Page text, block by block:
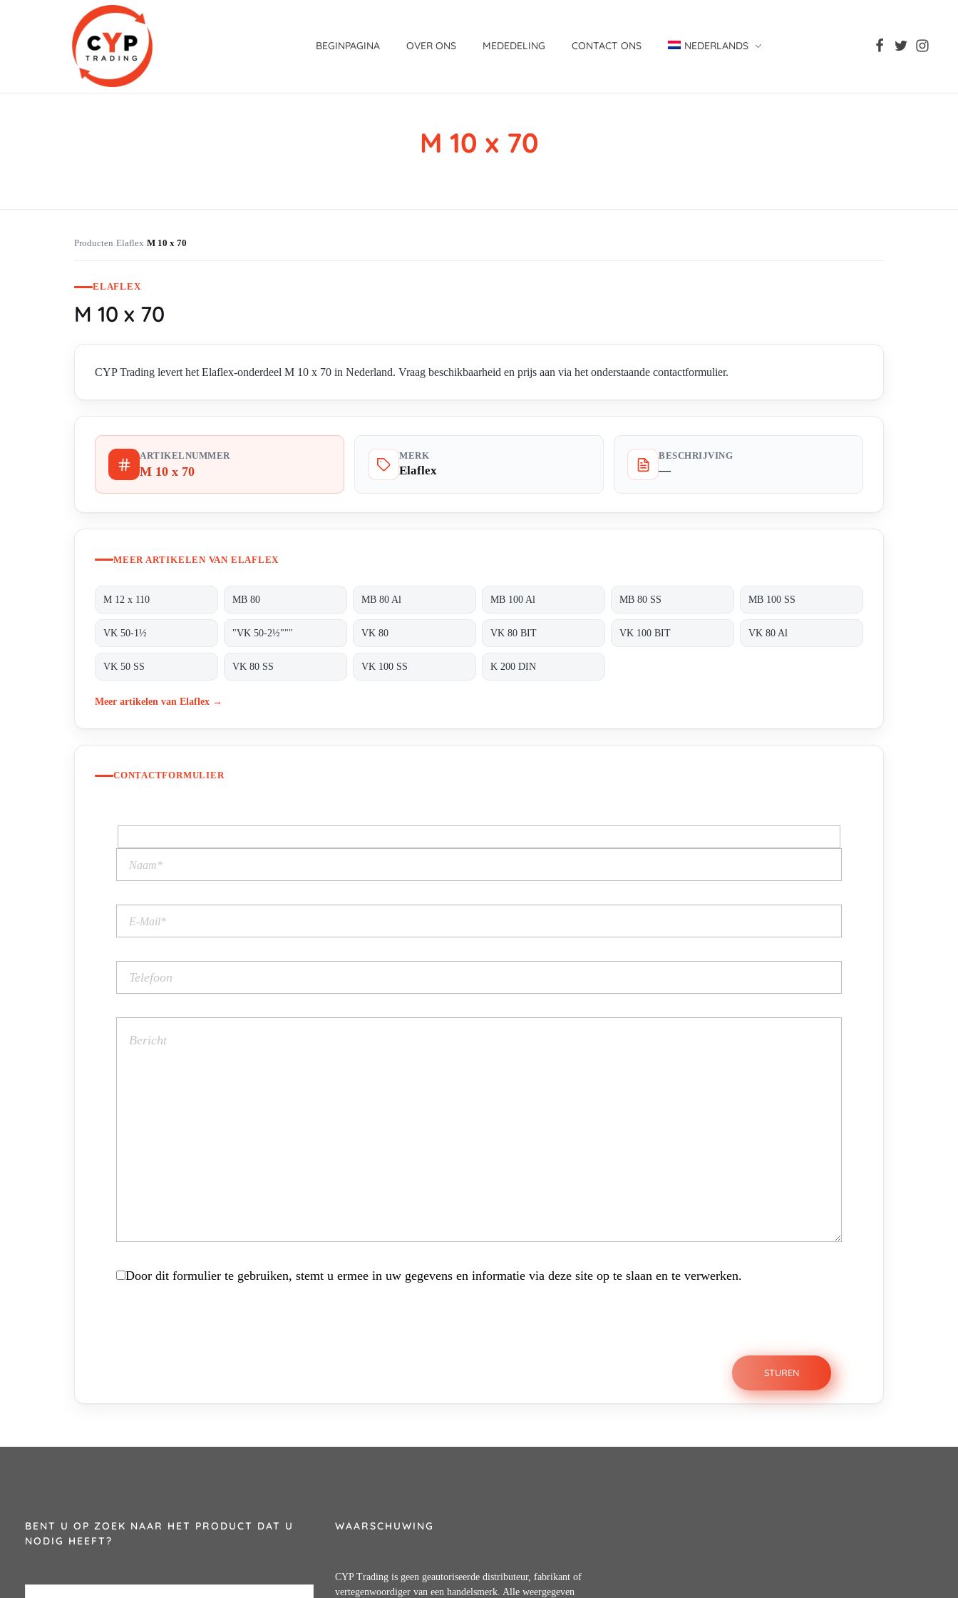
BEGINPAGINA OVER ONS MEDEDELING CONTACT ONS NEDERLANDS
M 10 x 70
Producten›Elaflex›M 10 x 70
ELAFLEX
M 10 x 70
CYP Trading levert het Elaflex-onderdeel M 10 x 70 in Nederland. Vraag beschikbaarheid en prijs aan via het onderstaande contactformulier.
ARTIKELNUMMER
M 10 x 70
MERK
Elaflex
BESCHRIJVING
—
MEER ARTIKELEN VAN ELAFLEX
M 12 x 110 MB 80 MB 80 Al MB 100 Al MB 80 SS MB 100 SS
VK 50-1½ "VK 50-2½""" VK 80 VK 80 BIT VK 100 BIT VK 80 Al
VK 50 SS VK 80 SS VK 100 SS K 200 DIN
Meer artikelen van Elaflex →
CONTACTFORMULIER
Door dit formulier te gebruiken, stemt u ermee in uw gegevens en informatie via deze site op te slaan en te verwerken.
BENT U OP ZOEK NAAR HET PRODUCT DAT U
NODIG HEEFT?
WAARSCHUWING
CYP Trading is geen geautoriseerde distributeur, fabrikant of
vertegenwoordiger van een handelsmerk. Alle weergegeven